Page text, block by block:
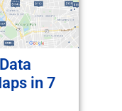
in 7